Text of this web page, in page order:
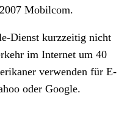
Mobilcom.
Dienst kurzzeitig nicht
im Internet um 40
verwenden für E-
oder Google.